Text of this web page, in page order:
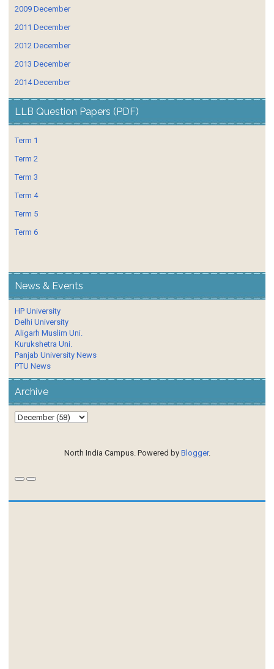
2009 December
2011 December
2012 December
2013 December
2014 December
LLB Question Papers (PDF)
Term 1
Term 2
Term 3
Term 4
Term 5
Term 6
News & Events
HP University
Delhi University
Aligarh Muslim Uni.
Kurukshetra Uni.
Panjab University News
PTU News
Archive
North India Campus. Powered by Blogger.